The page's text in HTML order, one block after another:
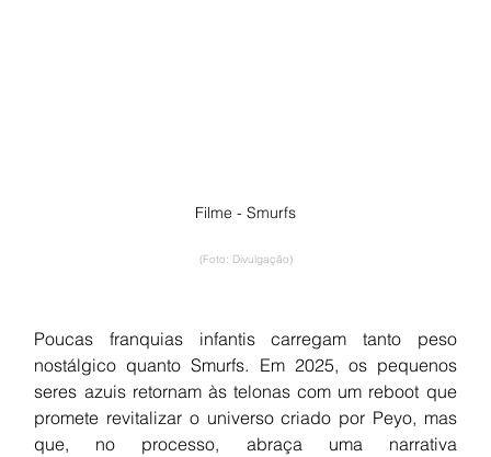
Filme - Smurfs
(Foto: Divulgação)
Poucas franquias infantis carregam tanto peso
nostálgico quanto Smurfs. Em 2025, os pequenos
seres azuis retornam às telonas com um reboot que
promete revitalizar o universo criado por Peyo, mas
que, no processo, abraça uma narrativa